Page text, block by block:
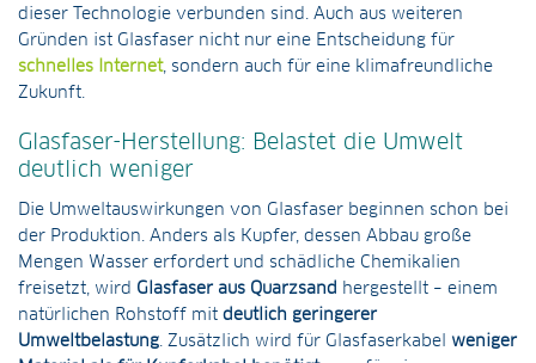
dieser Technologie verbunden sind. Auch aus weiteren
Gründen ist Glasfaser nicht nur eine Entscheidung für
schnelles Internet, sondern auch für eine klimafreundliche
Zukunft.
Glasfaser-Herstellung: Belastet die Umwelt
deutlich weniger
Die Umweltauswirkungen von Glasfaser beginnen schon bei
der Produktion. Anders als Kupfer, dessen Abbau große
Mengen Wasser erfordert und schädliche Chemikalien
freisetzt, wird Glasfaser aus Quarzsand hergestellt – einem
natürlichen Rohstoff mit deutlich geringerer
Umweltbelastung. Zusätzlich wird für Glasfaserkabel weniger